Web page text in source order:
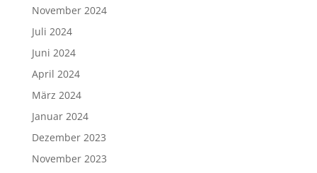
November 2024
Juli 2024
Juni 2024
April 2024
März 2024
Januar 2024
Dezember 2023
November 2023